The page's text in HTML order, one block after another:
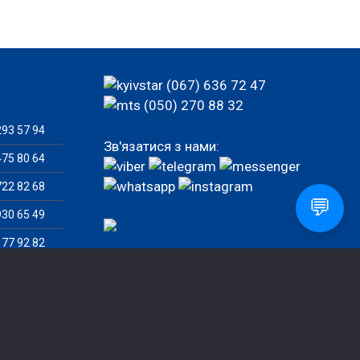
57 94
80 64
82 68
65 49
92 82
(067) 636 72 47
(050) 270 88 32
Зв'язатися з нами:
💬